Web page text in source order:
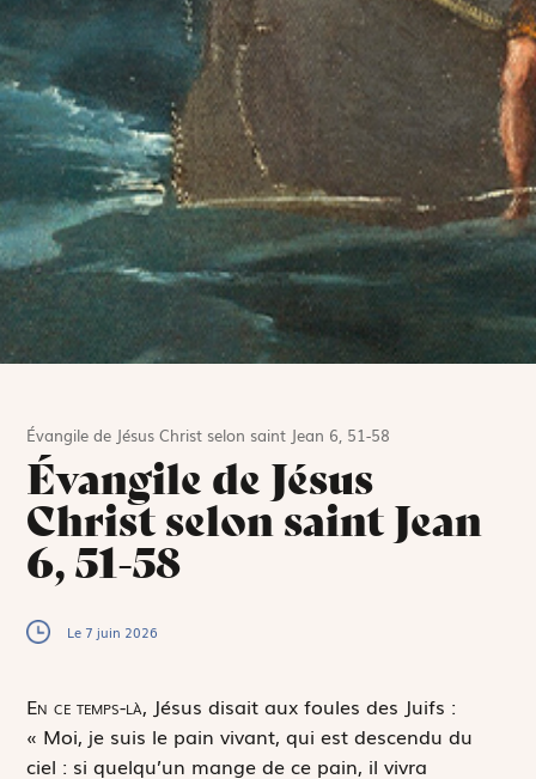
Évangile de Jésus Christ selon saint Jean 6, 51-58
Évangile de Jésus
Christ selon saint Jean
6, 51-58
Le 7 juin 2026
En ce temps-là, Jésus disait aux foules des Juifs :
« Moi, je suis le pain vivant, qui est descendu du
ciel : si quelqu’un mange de ce pain, il vivra